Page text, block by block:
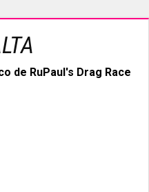
de RuPaul's Drag Race